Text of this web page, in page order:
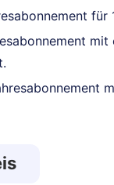
für